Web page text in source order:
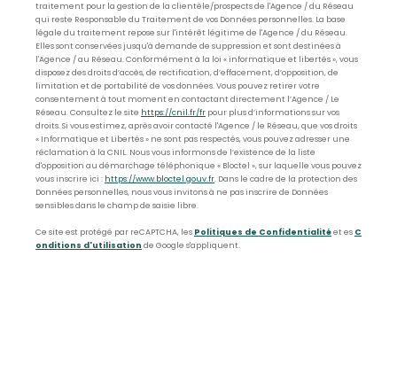
traitement pour la gestion de la clientèle/prospects de l'Agence / du Réseau
qui reste Responsable du Traitement de vos Données personnelles. La base
légale du traitement repose sur l'intérêt légitime de l'Agence / du Réseau.
Elles sont conservées jusqu'à demande de suppression et sont destinées à
l'Agence / au Réseau. Conformément à la loi « informatique et libertés », vous
disposez des droits d’accès, de rectification, d’effacement, d’opposition, de
limitation et de portabilité de vos données. Vous pouvez retirer votre
consentement à tout moment en contactant directement l’Agence / Le
Réseau. Consultez le site https://cnil.fr/fr pour plus d’informations sur vos
droits. Si vous estimez, après avoir contacté l'Agence / le Réseau, que vos droits
« Informatique et Libertés » ne sont pas respectés, vous pouvez adresser une
réclamation à la CNIL. Nous vous informons de l’existence de la liste
d'opposition au démarchage téléphonique « Bloctel », sur laquelle vous pouvez
vous inscrire ici : https://www.bloctel.gouv.fr. Dans le cadre de la protection des
Données personnelles, nous vous invitons à ne pas inscrire de Données
sensibles dans le champ de saisie libre.
Ce site est protégé par reCAPTCHA, les Politiques de Confidentialitéet es C
onditions d'utilisation de Google s'appliquent.